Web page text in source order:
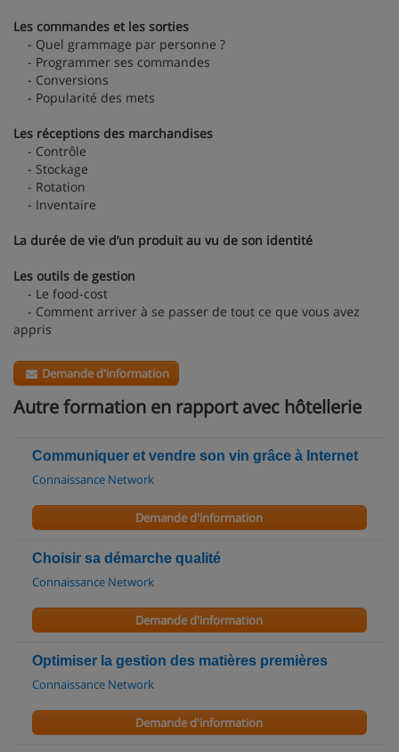
Les commandes et les sorties
- Quel grammage par personne ?
- Programmer ses commandes
- Conversions
- Popularité des mets
Les réceptions des marchandises
- Contrôle
- Stockage
- Rotation
- Inventaire
La durée de vie d’un produit au vu de son identité
Les outils de gestion
- Le food-cost
- Comment arriver à se passer de tout ce que vous avez
appris
Demande d'information
Autre formation en rapport avec hôtellerie
Communiquer et vendre son vin grâce à Internet
Connaissance Network
Demande d'information
Choisir sa démarche qualité
Connaissance Network
Demande d'information
Optimiser la gestion des matières premières
Connaissance Network
Demande d'information